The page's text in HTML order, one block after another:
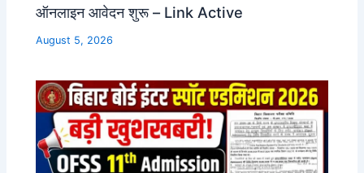
ऑनलाइन आवेदन शुरू – Link Active
August 5, 2026